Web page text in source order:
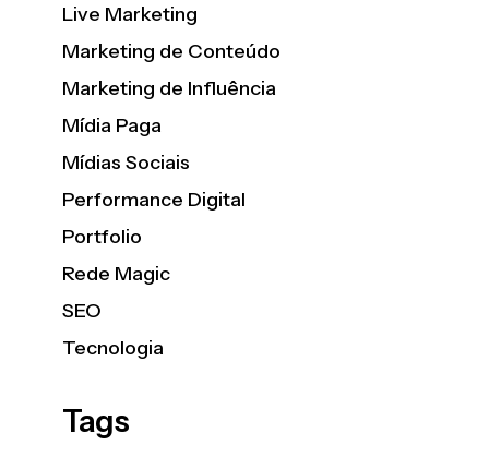
Live Marketing
Marketing de Conteúdo
Marketing de Influência
Mídia Paga
Mídias Sociais
Performance Digital
Portfolio
Rede Magic
SEO
Tecnologia
Tags